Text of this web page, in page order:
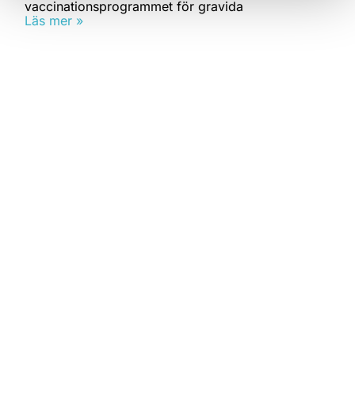
vaccinationsprogrammet för gravida
Läs mer »